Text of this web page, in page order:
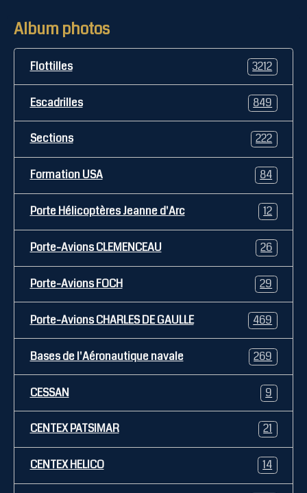
Album photos
Flottilles 3212
Escadrilles 849
Sections 222
Formation USA 84
Porte Hélicoptères Jeanne d'Arc 12
Porte-Avions CLEMENCEAU 26
Porte-Avions FOCH 29
Porte-Avions CHARLES DE GAULLE 469
Bases de l'Aéronautique navale 269
CESSAN 9
CENTEX PATSIMAR 21
CENTEX HELICO 14